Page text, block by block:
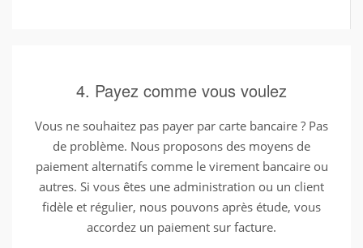
4. Payez comme vous voulez
Vous ne souhaitez pas payer par carte bancaire ? Pas
de problème. Nous proposons des moyens de
paiement alternatifs comme le virement bancaire ou
autres. Si vous êtes une administration ou un client
fidèle et régulier, nous pouvons après étude, vous
accordez un paiement sur facture.